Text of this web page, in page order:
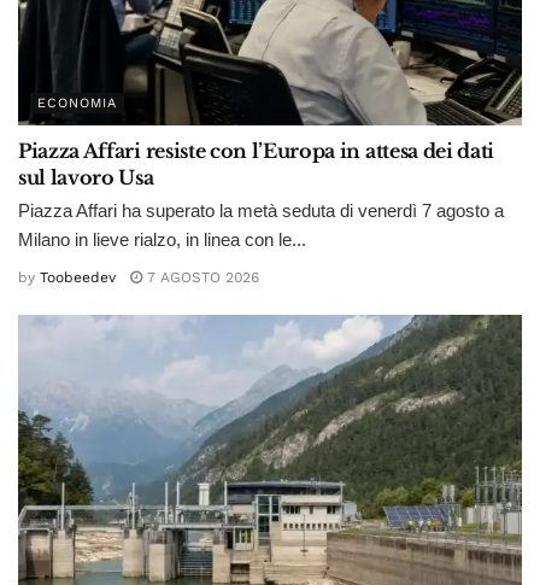
ECONOMIA
Piazza Affari resiste con l’Europa in attesa dei dati
sul lavoro Usa
Piazza Affari ha superato la metà seduta di venerdì 7 agosto a
Milano in lieve rialzo, in linea con le...
by Toobeedev 7 AGOSTO 2026